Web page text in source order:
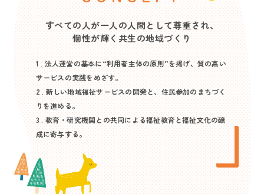
すべての人が一人の人間として尊重され、
個性が輝く共生の地域づくり
1 . 法人運営の基本に“利用者主体の原則”を掲げ、質の高い
サービスの実践をめざす。
2 . 新しい地域福祉サービスの開発と、住民参加のまちづく
りを進める。
3 . 教育・研究機関との共同による福祉教育と福祉文化の醸
成に寄与する。